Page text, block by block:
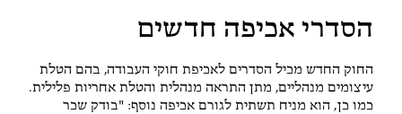
הסדרי אכיפה חדשים
החוק החדש מכיל הסדרים לאכיפת חוקי העבודה, בהם הטלת
עיצומים מנהליים, מתן התראה מנהלית והטלת אחריות פלילית.
כמו כן, הוא מניח תשתית לגורם אכיפה נוסף: "בודק שכר